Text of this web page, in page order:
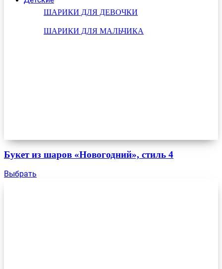
ШАРИКИ ДЛЯ ДЕВОЧКИ
ШАРИКИ ДЛЯ МАЛЬЧИКА
Букет из шаров «Новогодний», стиль 4
Выбрать